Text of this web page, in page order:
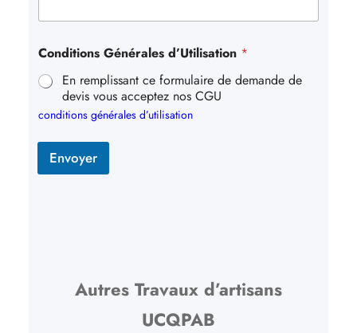
Conditions Générales d’Utilisation *
En remplissant ce formulaire de demande de
devis vous acceptez nos CGU
conditions générales d’utilisation
Envoyer
Autres Travaux d’artisans
UCQPAB